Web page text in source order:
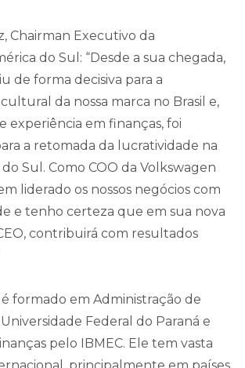
Chairman Executivo da
do Sul: “Desde a sua chegada,
de forma decisiva para a
da nossa marca no Brasil e,
experiência em finanças, foi
a retomada da lucratividade na
Sul. Como COO da Volkswagen
liderado os nossos negócios com
e tenho certeza que em sua nova
contribuirá com resultados
é formado em Administração de
Federal do Paraná e
pelo IBMEC. Ele tem vasta
principalmente em países